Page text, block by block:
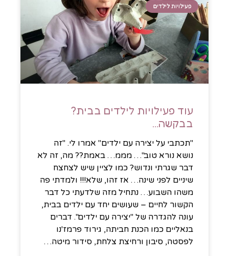
פעילויות לילדים
עוד פעילויות לילדים בבית?
בבקשה…
"תכתבי על יצירה עם ילדים" אמרו לי. "זה
נושא נורא טוב"… מממ… באמת?? מה, זה לא
דבר שגרתי ונדוש? כמו לציין שיש לצחצח
שיניים לפני שינה… אז זהו, שלא!!! ולמדתי פה
משהו השבוע… נתחיל מזה שלדעתי כל דבר
הקשור לחיים – שעושים יחד עם ילדים בבית,
עונה להגדרה של "יצירה עם ילדים". דברים
בנאליים כמו הכנת חביתה, גירוד פרמז'נו
לפסטה, סיבון ורחיצת צלחת, סידור מיטה…